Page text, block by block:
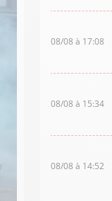
08/08 à 17:08
08/08 à 15:34
08/08 à 14:52